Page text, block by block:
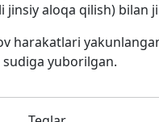
aloqa qilish) bilan
harakatlari
sudiga yuborilgan.